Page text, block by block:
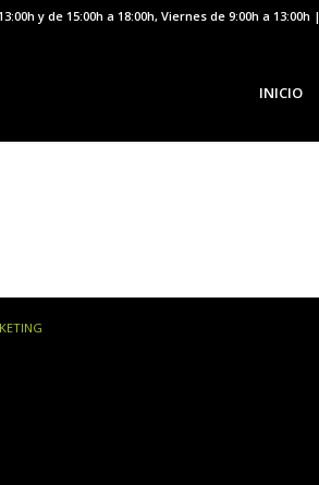
y de 15:00h a 18:00h, Viernes de 9:00h a 13:00h |
INICIO